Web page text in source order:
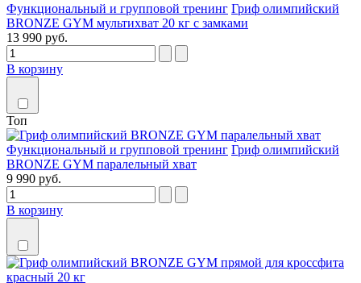
Функциональный и групповой тренинг Гриф олимпийский
BRONZE GYM мультихват 20 кг с замками
13 990 руб.
В корзину
Топ
Функциональный и групповой тренинг Гриф олимпийский
BRONZE GYM паралельный хват
9 990 руб.
В корзину